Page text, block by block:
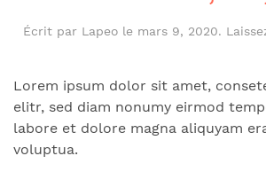
Écrit par Lapeole mars 9, 2020.
Lorem ipsum dolor sit amet,
elitr, sed diam nonumy eirmod
labore et dolore magna aliquyam
voluptua.